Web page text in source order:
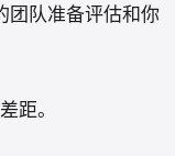
团队准备评估和你
距。